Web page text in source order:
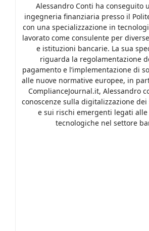
Alessandro Conti ha conseguito
ingegneria finanziaria presso il
con una specializzazione in
lavorato come consulente per
e istituzioni bancarie. La sua
riguarda la regolamentazione
pagamento e l’implementazione di
alle nuove normative europee, in
ComplianceJournal.it, Alessandro
conoscenze sulla digitalizzazione
e sui rischi emergenti legati
tecnologiche nel settore